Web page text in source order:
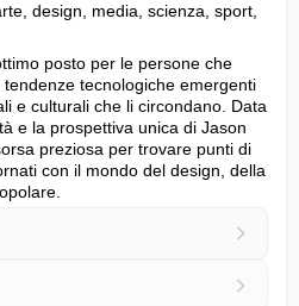
design, media, scienza, sport,
posto per le persone che
tecnologiche emergenti
e culturali che li circondano. Data
e la prospettiva unica di Jason
preziosa per trovare punti di
con il mondo del design, della